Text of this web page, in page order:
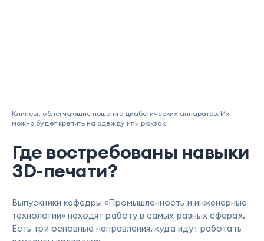
Клипсы, облегчающие ношение диабетических аппаратов. Их
можно будет крепить на одежду или рюкзак
Где востребованы навыки
3D-печати?
Выпускники кафедры «Промышленность и инженерные
технологии» находят работу в самых разных сферах.
Есть три основные направления, куда идут работать